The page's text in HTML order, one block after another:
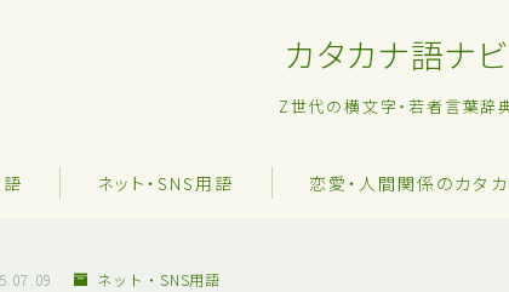
カタカナ語ナビ
Z世代の横文字・若者言葉辞
ネット・SNS用語 恋愛・人間関係のカタ
ネット・SNS用語